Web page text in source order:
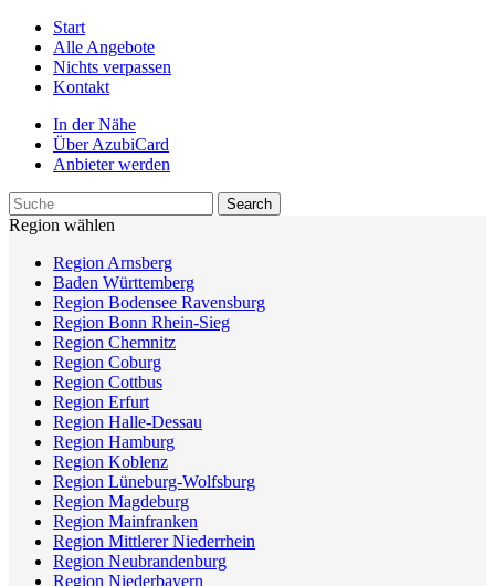
Start
Alle Angebote
Nichts verpassen
Kontakt
In der Nähe
Über AzubiCard
Anbieter werden
Region wählen
Region Arnsberg
Baden Württemberg
Region Bodensee Ravensburg
Region Bonn Rhein-Sieg
Region Chemnitz
Region Coburg
Region Cottbus
Region Erfurt
Region Halle-Dessau
Region Hamburg
Region Koblenz
Region Lüneburg-Wolfsburg
Region Magdeburg
Region Mainfranken
Region Mittlerer Niederrhein
Region Neubrandenburg
Region Niederbayern